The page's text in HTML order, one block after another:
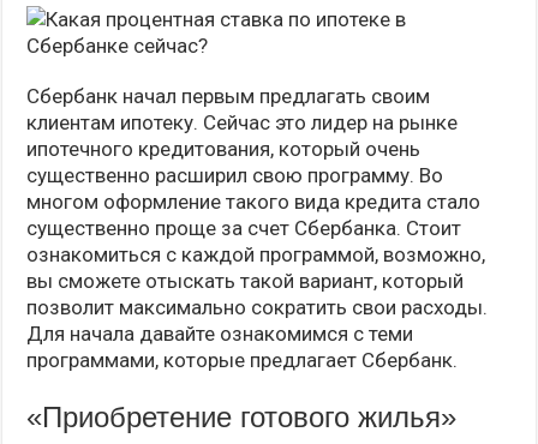
Сбербанк начал первым предлагать своим
клиентам ипотеку. Сейчас это лидер на рынке
ипотечного кредитования, который очень
существенно расширил свою программу. Во
многом оформление такого вида кредита стало
существенно проще за счет Сбербанка. Стоит
ознакомиться с каждой программой, возможно,
вы сможете отыскать такой вариант, который
позволит максимально сократить свои расходы.
Для начала давайте ознакомимся с теми
программами, которые предлагает Сбербанк.
«Приобретение готового жилья»